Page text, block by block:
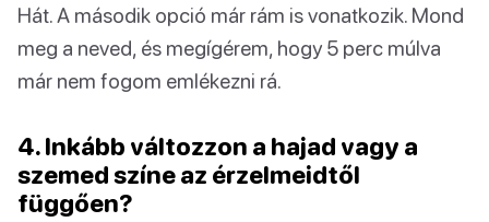
Hát. A második opció már rám is vonatkozik. Mond
meg a neved, és megígérem, hogy 5 perc múlva
már nem fogom emlékezni rá.
4. Inkább változzon a hajad vagy a
szemed színe az érzelmeidtől
függően?